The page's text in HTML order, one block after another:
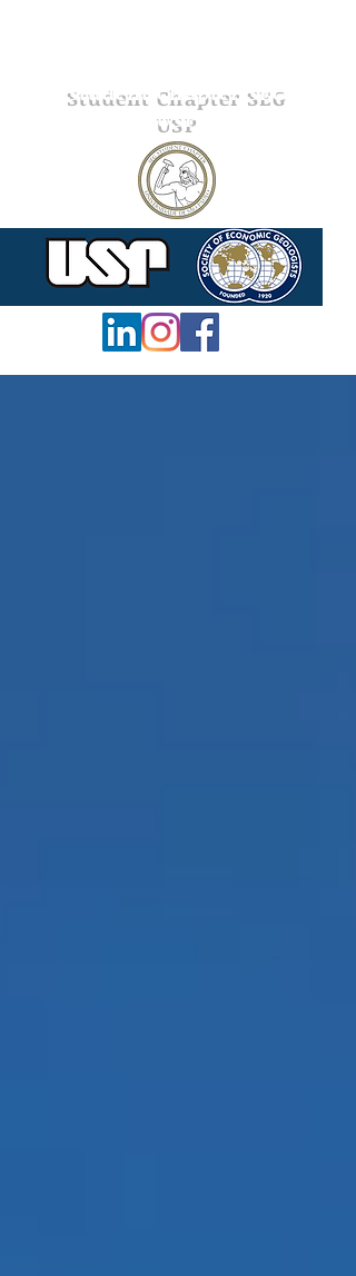
Student Chapter SEG
USP